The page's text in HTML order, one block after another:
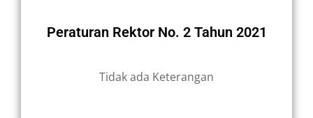
Peraturan Rektor No. 2 Tahun 2021
Tidak ada Keterangan